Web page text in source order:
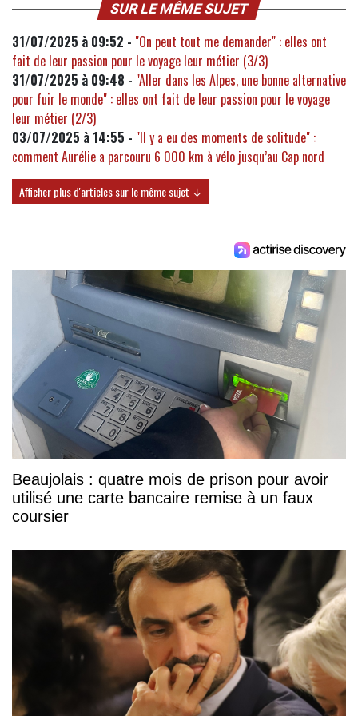
SUR LE MÊME SUJET
31/07/2025 à 09:52 - "On peut tout me demander" : elles ont
fait de leur passion pour le voyage leur métier (3/3)
31/07/2025 à 09:48 - "Aller dans les Alpes, une bonne alternative
pour fuir le monde" : elles ont fait de leur passion pour le voyage
leur métier (2/3)
03/07/2025 à 14:55 - "Il y a eu des moments de solitude" :
comment Aurélie a parcouru 6 000 km à vélo jusqu’au Cap nord
Afficher plus d'articles sur le même sujet ↓
Beaujolais : quatre mois de prison pour avoir
utilisé une carte bancaire remise à un faux
coursier